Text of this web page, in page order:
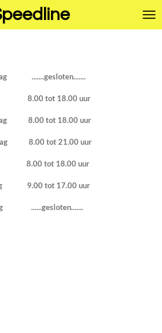
.......gesloten.......
8.00 tot 18.00 uur
8.00 tot 18.00 uur
8.00 tot 21.00 uur
8.00 tot 18.00 uur
9.00 tot 17.00 uur
......gesloten.......